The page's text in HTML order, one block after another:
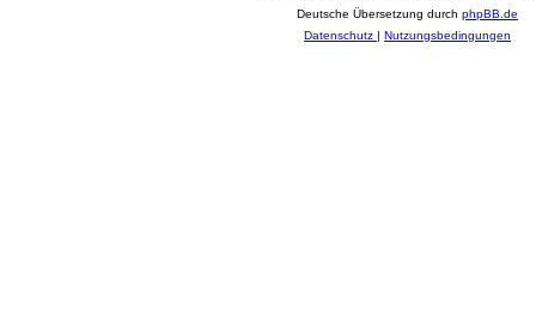
Deutsche Übersetzung durch phpBB.de
Datenschutz | Nutzungsbedingungen